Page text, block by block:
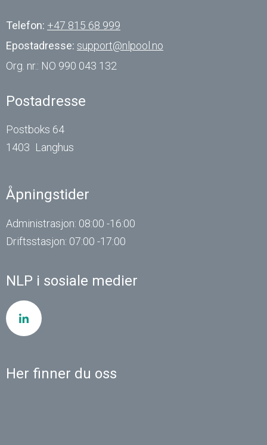
Telefon: +47 815 68 999
Epostadresse: support@nlpool.no
Org. nr.: NO 990 043 132
Postadresse
Postboks 64
1403 Langhus
Åpningstider
Administrasjon: 08:00 -16:00
Driftsstasjon: 07:00 -17:00
NLP i sosiale medier
Her finner du oss